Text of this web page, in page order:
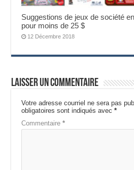
Suggestions de jeux de société
pour moins de 25 $
12 Décembre 2018
Laisser un commentaire
Votre adresse courriel ne sera pas
obligatoires sont indiqués avec*
Commentaire*